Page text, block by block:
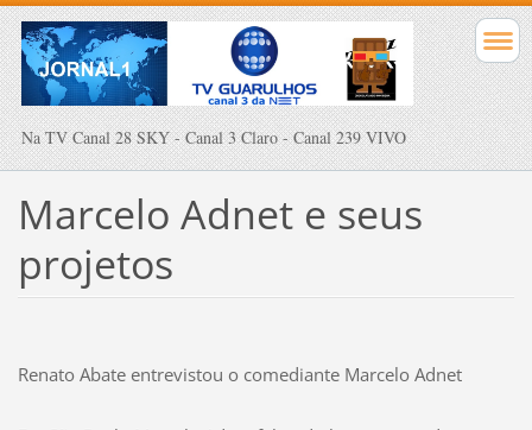
Na TV Canal 28 SKY - Canal 3 Claro - Canal 239 VIVO
Marcelo Adnet e seus
projetos
Renato Abate entrevistou o comediante Marcelo Adnet